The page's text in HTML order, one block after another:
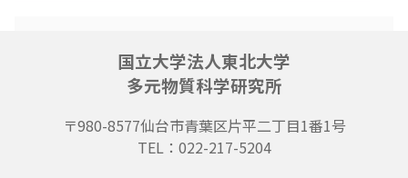
国立大学法人東北大学
多元物質科学研究所
〒980-8577仙台市青葉区片平二丁目1番1号
TEL：022-217-5204